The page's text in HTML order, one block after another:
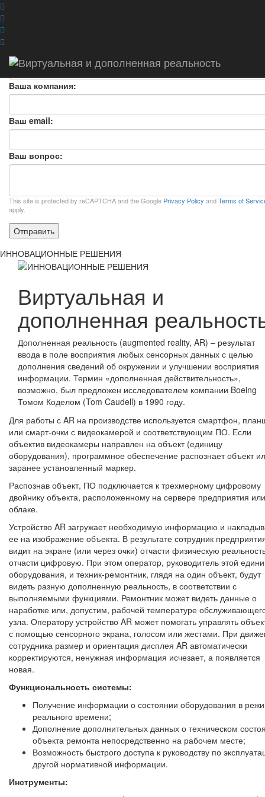
ЗАДАТЬ ВОПРОС
ЗАДАТЬ ВОПРОС
×
Ваша компания:
Ваш email:
Ваш вопрос:
This site is protected by reCAPTCHA and the Google Privacy Policy andTerms of
apply.
Отправить
ИННОВАЦИОННЫЕ РЕШЕНИЯ
Виртуальная и
дополненная
Дополненная реальность (augmented reality, AR) – результат
ввода в поле восприятия любых сенсорных данных с целью
дополнения сведений об окружении и улучшении восприятия
информации. Термин «дополненная действительность»,
возможно, был предложен исследователем компании Boeing
Томом Коделом (Tom Caudell) в 1990 году.
Для работы с AR на производстве используется смартфон,
или смарт-очки с видеокамерой и соответствующим ПО. Если
объектив видеокамеры направлен на объект (единицу
оборудования), программное обеспечение распознает объект
заранее установленный маркер.
Распознав объект, ПО подключается к трехмерному цифровому
двойнику объекта, расположенному на сервере предприятия
облаке.
Устройство AR загружает необходимую информацию и
ее на изображение объекта. В результате сотрудник
видит на экране (или через очки) отчасти физическую
отчасти цифровую. При этом оператор, руководитель этой
оборудования, и техник-ремонтник, глядя на один объект, будут
видеть разную дополненную реальность, в соответствии с
выполняемыми функциями. Ремонтник может видеть данные о
наработке или, допустим, рабочей температуре
узла. Оператору устройство AR может помогать управлять
с помощью сенсорного экрана, голосом или жестами. При
сотрудника размер и ориентация дисплея AR автоматически
корректируются, ненужная информация исчезает, а появляется
новая.
Функциональность системы:
Получение информации о состоянии оборудования в
реального времени;
Дополнение дополнительных данных о техническом
объекта ремонта непосредственно на рабочем месте;
Возможность быстрого доступа к руководству по
другой нормативной информации.
Инструменты: